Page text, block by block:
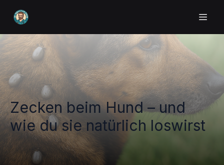
Zecken beim Hund – und
wie du sie natürlich loswirst